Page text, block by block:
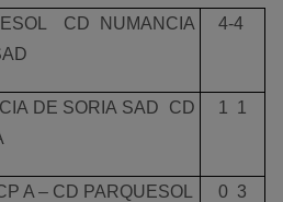
 CD NUMANCIA
4-4
DE SORIA SAD  CD
1  1
A – CD PARQUESOL 0  3